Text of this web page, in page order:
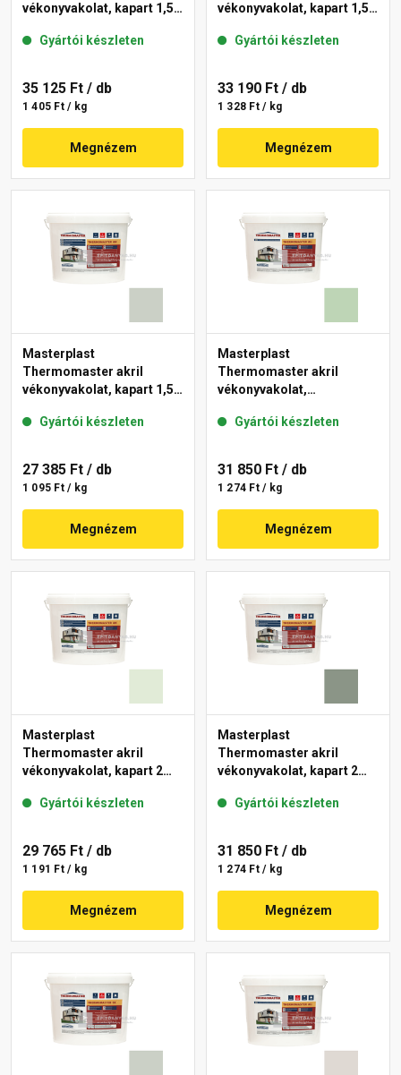
vékonyvakolat, kapart 1,5
Gyártói készleten
35 125 Ft / db
1 405 Ft / kg
Megnézem
vékonyvakolat, kapart 1,5
Gyártói készleten
33 190 Ft / db
1 328 Ft / kg
Megnézem
Masterplast
Thermomaster akril
vékonyvakolat, kapart 1,5
Gyártói készleten
27 385 Ft / db
1 095 Ft / kg
Megnézem
Masterplast
Thermomaster akril
vékonyvakolat,
41-D 25 kg
Gyártói készleten
31 850 Ft / db
1 274 Ft / kg
Megnézem
Masterplast
Thermomaster akril
vékonyvakolat, kapart 2
Gyártói készleten
29 765 Ft / db
1 191 Ft / kg
Megnézem
Masterplast
Thermomaster akril
vékonyvakolat, kapart 2
Gyártói készleten
31 850 Ft / db
1 274 Ft / kg
Megnézem